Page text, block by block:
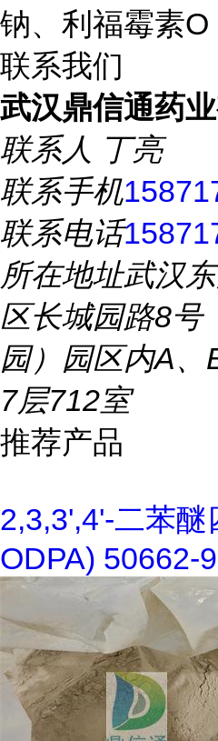
钠、利福霉素O
联系我们
武汉鼎信通药
联系人 丁亮
联系手机
联系电话
所在地址武汉
区长城园路8号
园）园区内A
7层712室
推荐产品
2,3,3',4'-二苯
ODPA) 50662-